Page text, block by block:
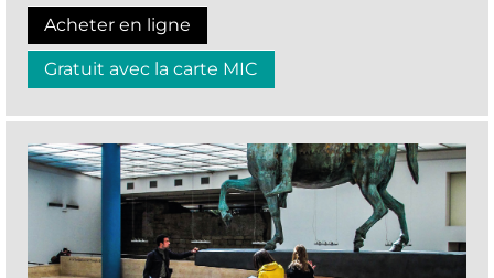
Acheter en ligne
Gratuit avec la carte MIC